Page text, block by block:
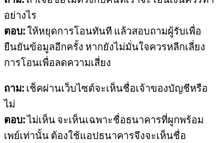
อย่างไร
ตอบ:ให้หยุดการโอนทันที แล้วสอบถามผู้รับเพื่อ
ยืนยันข้อมูลอีกครั้ง หากยังไม่มั่นใจควรหลีกเลี่ยง
การโอนเพื่อลดความเสี่ยง
ถาม:เช็คผ่านเว็บไซต์จะเห็นชื่อเจ้าของบัญชีหรือ
ไม่
ตอบ:ไม่เห็น จะเห็นเฉพาะชื่อธนาคารที่ผูกพร้อม
เพย์เท่านั้น ต้องใช้แอปธนาคารจึงจะเห็นชื่อ